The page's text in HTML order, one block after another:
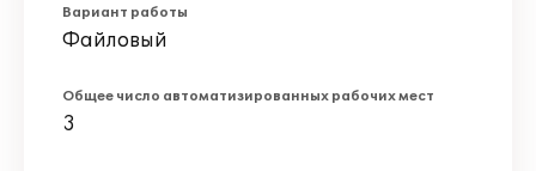
Вариант работы
Файловый
Общее число автоматизированных рабочих мест
3